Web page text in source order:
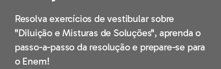
Resolva exercícios de vestibular sobre
"Diluição e Misturas de Soluções", aprenda o
passo-a-passo da resolução e prepare-se para
o Enem!